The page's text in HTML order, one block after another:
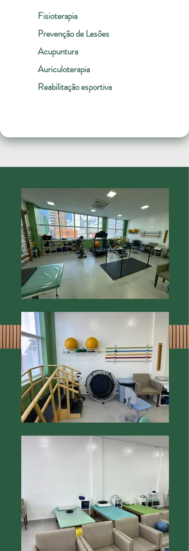
Fisioterapia
Prevenção de Lesões
Acupuntura
Auriculoterapia
Reabilitação esportiva​